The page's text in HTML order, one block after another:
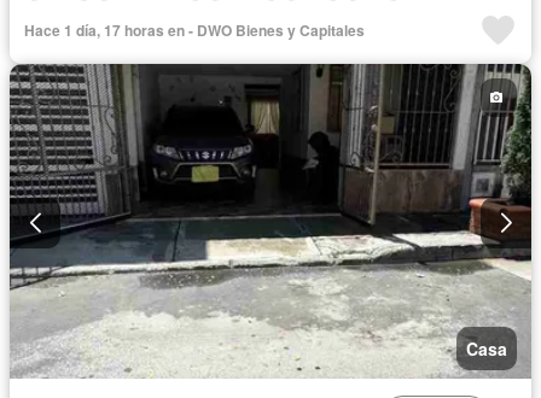
Hace 1 día, 17 horas en - DWO Bienes y Capitales
Casa